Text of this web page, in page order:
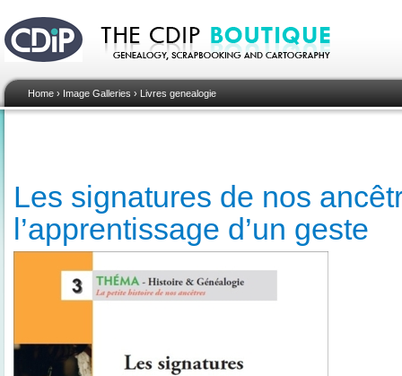
Home › Image Galleries › Livres genealogie
Les signatures de nos
l’apprentissage d’un geste